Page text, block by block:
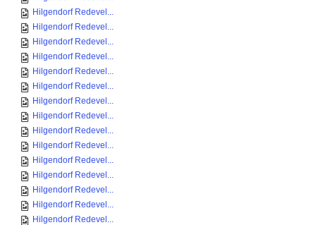
Hilgendorf Redevel...
Hilgendorf Redevel...
Hilgendorf Redevel...
Hilgendorf Redevel...
Hilgendorf Redevel...
Hilgendorf Redevel...
Hilgendorf Redevel...
Hilgendorf Redevel...
Hilgendorf Redevel...
Hilgendorf Redevel...
Hilgendorf Redevel...
Hilgendorf Redevel...
Hilgendorf Redevel...
Hilgendorf Redevel...
Hilgendorf Redevel...